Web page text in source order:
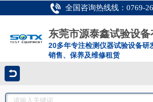
全国咨询热线线：0769-
东莞市源泰鑫试验设备
20多年专注检测仪器试验设备研
销售、保养及维修租赁